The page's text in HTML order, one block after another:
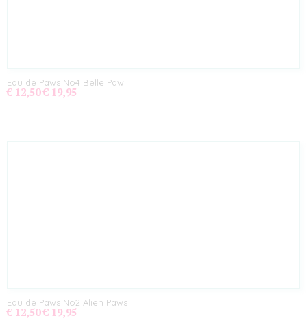
Eau de Paws No4 Belle Paw
€ 12,50 € 19,95
Eau de Paws No2 Alien Paws
€ 12,50 € 19,95